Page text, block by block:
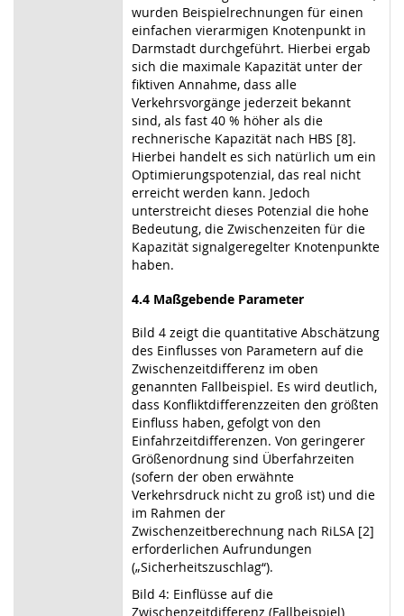
wurden Beispielrechnungen für einen
einfachen vierarmigen Knotenpunkt in
Darmstadt durchgeführt. Hierbei ergab
sich die maximale Kapazität unter der
fiktiven Annahme, dass alle
Verkehrsvorgänge jederzeit bekannt
sind, als fast 40 % höher als die
rechnerische Kapazität nach HBS [8].
Hierbei handelt es sich natürlich um ein
Optimierungspotenzial, das real nicht
erreicht werden kann. Jedoch
unterstreicht dieses Potenzial die hohe
Bedeutung, die Zwischenzeiten für die
Kapazität signalgeregelter Knotenpunkte
haben.
4.4 Maßgebende Parameter
Bild 4 zeigt die quantitative Abschätzung
des Einflusses von Parametern auf die
Zwischenzeitdifferenz im oben
genannten Fallbeispiel. Es wird deutlich,
dass Konfliktdifferenzzeiten den größten
Einfluss haben, gefolgt von den
Einfahrzeitdifferenzen. Von geringerer
Größenordnung sind Überfahrzeiten
(sofern der oben erwähnte
Verkehrsdruck nicht zu groß ist) und die
im Rahmen der
Zwischenzeitberechnung nach RiLSA [2]
erforderlichen Aufrundungen
(„Sicherheitszuschlag“).
Bild 4: Einflüsse auf die
Zwischenzeitdifferenz (Fallbeispiel)